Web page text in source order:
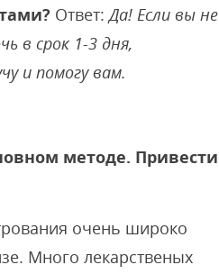
Ответ:Да! Если вы не
в срок 1-3 дня,
и помогу вам.
методе. Привести
очень широко
Много лекарственых